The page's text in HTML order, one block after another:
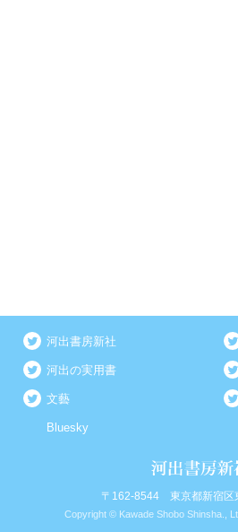
河出書房新社
河出の実用書
文藝
Bluesky
〒162-8544 東京都新宿区
Copyright © Kawade Shobo Shinsha.,